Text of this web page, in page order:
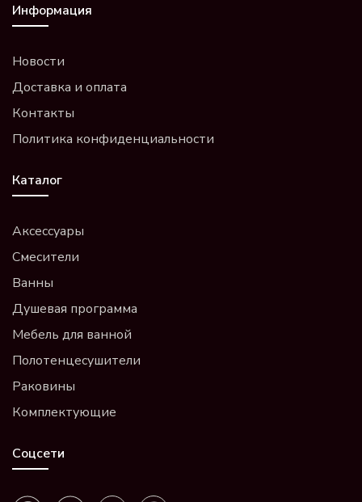
Информация
Новости
Доставка и оплата
Контакты
Политика конфиденциальности
Каталог
Аксессуары
Смесители
Ванны
Душевая программа
Мебель для ванной
Полотенцесушители
Раковины
Комплектующие
Соцсети